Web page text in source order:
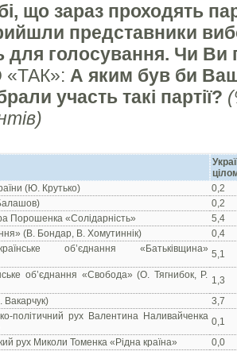
що зараз проходять
представники
для голосування. Чи Ви
А яким був би
участь такі партії?
(Ю. Крутько)
0,2
0,2
Порошенка «Солідарність»
5,4
(В. Бондар, В. Хомутиннік)
0,4
об’єднання «Батьківщина» 5,1
об’єднання «Свобода» (О. Тягнибок, Р. 1,3
Вакарчук)
3,7
політичний рух Валентина Наливайченка 0,1
рух Миколи Томенка «Рідна країна»
0,0